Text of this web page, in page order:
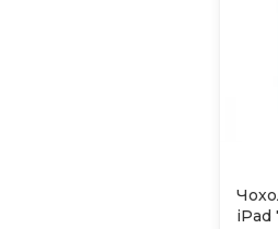
iPad